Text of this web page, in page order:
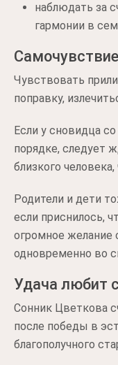
наблюдать за
гармонии в
Чувствовать
поправку,
Если у сновидца
порядке, следует
близкого
Родители и дети
если приснилось,
огромное желание
одновременно во
Удача любит
Сонник Цветкова
после победы в
благополучного